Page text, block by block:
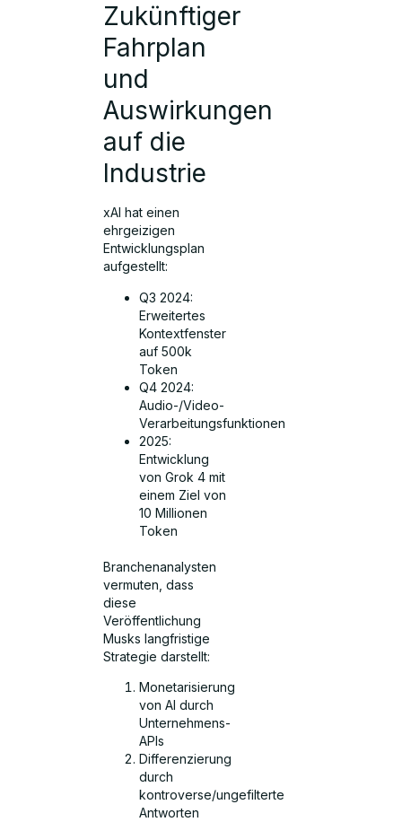
Zukünftiger
Fahrplan
und
Auswirkungen
auf die
Industrie
xAI hat einen
ehrgeizigen
Entwicklungsplan
aufgestellt:
Q3 2024:
Erweitertes
Kontextfenster
auf 500k
Token
Q4 2024:
Audio-/Video-
Verarbeitungsfunktionen
2025:
Entwicklung
von Grok 4 mit
einem Ziel von
10 Millionen
Token
Branchenanalysten
vermuten, dass
diese
Veröffentlichung
Musks langfristige
Strategie darstellt:
Monetarisierung
von AI durch
Unternehmens-
APIs
Differenzierung
durch
kontroverse/ungefilterte
Antworten